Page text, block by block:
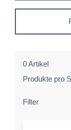
0 Artikel
Produkte pro
Filter